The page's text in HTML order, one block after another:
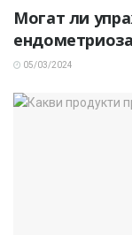
Могат ли
05/03/2024